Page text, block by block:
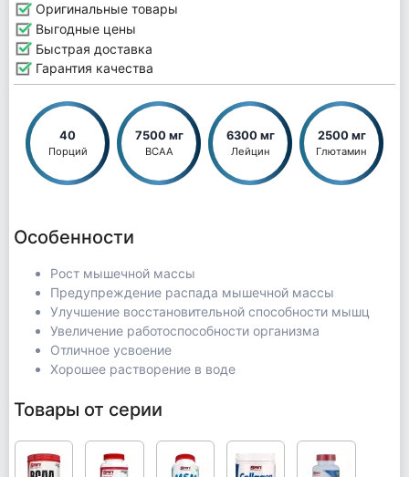
Оригинальные товары
Выгодные цены
Быстрая доставка
Гарантия качества
40
Порций
7500 мг
BCAA
6300 мг
Лейцин
2500 мг
Глютамин
Особенности
Рост мышечной массы
Предупреждение распада мышечной массы
Улучшение восстановительной способности мышц
Увеличение работоспособности организма
Отличное усвоение
Хорошее растворение в воде
Товары от серии